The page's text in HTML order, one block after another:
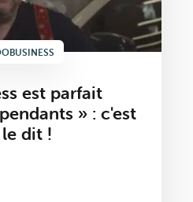
est parfait
» : c'est
dit !